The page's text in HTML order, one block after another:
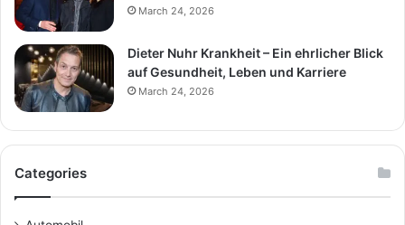
March 24, 2026
Dieter Nuhr Krankheit – Ein ehrlicher Blick
auf Gesundheit, Leben und Karriere
March 24, 2026
Categories